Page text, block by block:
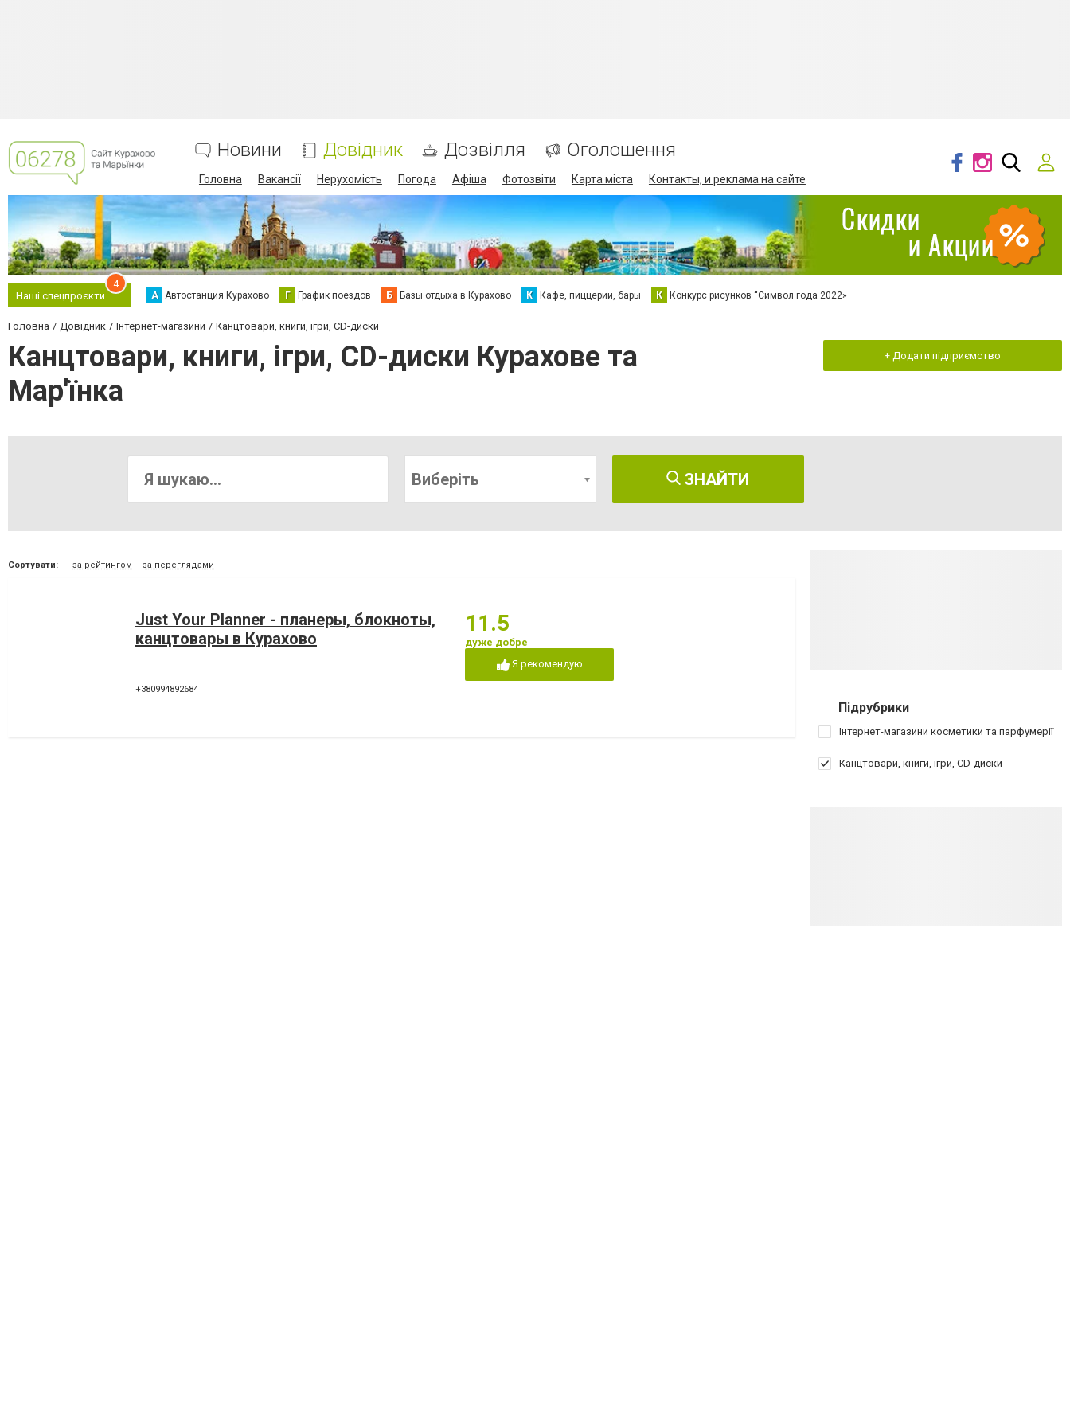
Новини Довідник Дозвілля Оголошення
Головна Вакансії Нерухомість Погода Афіша Фотозвіти Карта міста Контакты, и реклама на сайте
Наші спецпроєкти
4
А Автостанция Курахово Г График поездов Б Базы отдыха в Курахово К Кафе, пиццерии, бары К Конкурс рисунков “Символ года 2022»
Головна Довідник Інтернет-магазини Канцтовари, книги, ігри, CD-диски
Канцтовари, книги, ігри, CD-диски Курахове та
Мар'їнка
+ Додати підприємство
Виберіть ЗНАЙТИ
Сортувати: за рейтингом за переглядами
Just Your Planner - планеры, блокноты,
канцтовары в Курахово
+380994892684
11.5
дуже добре
Я рекомендую
Підрубрики
Інтернет-магазини косметики та парфумерії
Канцтовари, книги, ігри, CD-диски